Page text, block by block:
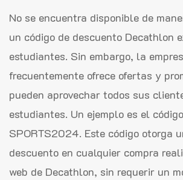
No se encuentra disponible de
un código de descuento Decathlon
estudiantes. Sin embargo, la
frecuentemente ofrece ofertas y
pueden aprovechar todos sus
estudiantes. Un ejemplo es el
SPORTS2024. Este código otorga
descuento en cualquier compra
web de Decathlon, sin requerir un